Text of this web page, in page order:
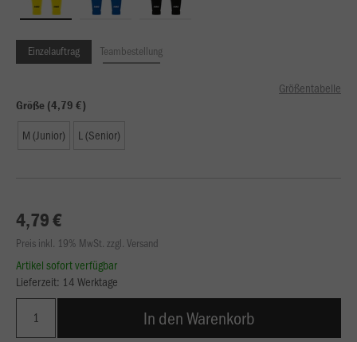
Einzelauftrag Teambestellung
Größentabelle
Größe (4,79 €)
M (Junior) L (Senior)
4,79 €
Preis inkl. 19% MwSt. zzgl. Versand
Artikel sofort verfügbar
Lieferzeit: 14 Werktage
In den Warenkorb